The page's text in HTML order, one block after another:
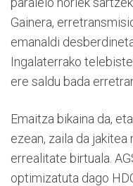
Gainera,
emanaldi
Ingalaterrako
ere saldu bada
Emaitza bikaina da,
ezean, zaila da
errealitate birtuala.
optimizatuta dago